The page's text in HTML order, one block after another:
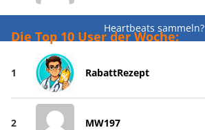
Heartbeats sammeln?
Die Top 10 User der Woche:
1 RabattRezept
2 MW197